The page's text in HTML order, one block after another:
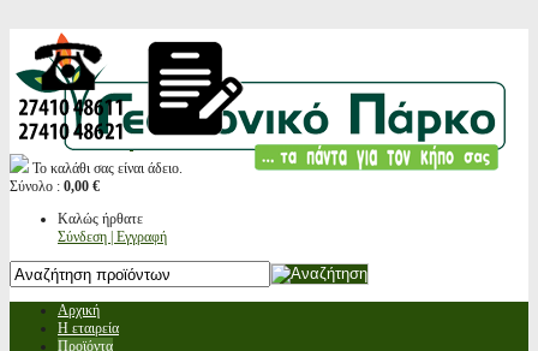
Το καλάθι σας είναι άδειο.
Σύνολο : 0,00 €
Καλώς ήρθατε
Σύνδεση | Εγγραφή
Αρχική
Η εταιρεία
Προϊόντα